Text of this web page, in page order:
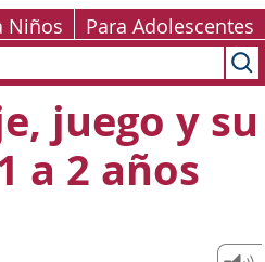
Niños Para Adolescentes
juego y su
a 2 años